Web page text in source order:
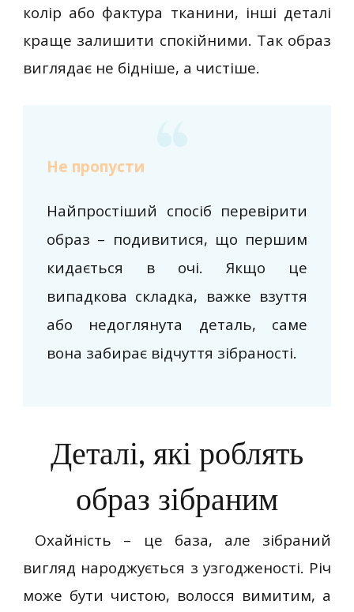
колір або фактура тканини, інші деталі
краще залишити спокійними. Так образ
виглядає не бідніше, а чистіше.
Не пропусти
Найпростіший спосіб перевірити
образ – подивитися, що першим
кидається в очі. Якщо це
випадкова складка, важке взуття
або недоглянута деталь, саме
вона забирає відчуття зібраності.
Деталі, які роблять
образ зібраним
Охайність – це база, але зібраний
вигляд народжується з узгодженості. Річ
може бути чистою, волосся вимитим, а